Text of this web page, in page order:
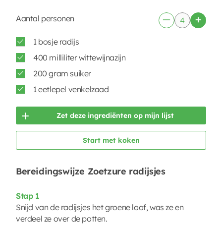
Aantal personen
1 bosje radijs
400 milliliter wittewijnazijn
200 gram suiker
1 eetlepel venkelzaad
Zet deze ingrediënten op mijn lijst
Start met koken
Bereidingswijze Zoetzure radijsjes
Stap 1
Snijd van de radijsjes het groene loof, was ze en
verdeel ze over de potten.